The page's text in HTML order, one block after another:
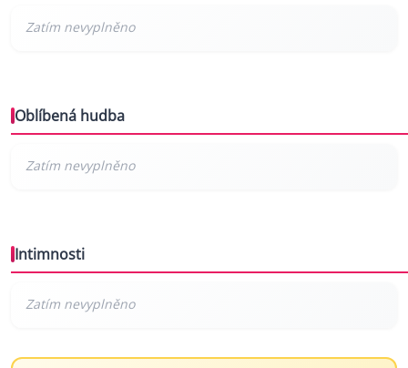
Oblíbená hudba
Intimnosti